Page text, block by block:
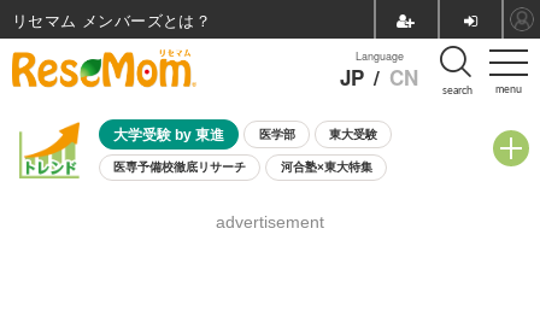
menu
Language
JP / CN search
大学受験 by 東進 医学部 東大受験
医専予備校徹底リサーチ 河合塾×東大特集
8月開催学校説明会・相談会
advertisement
リセマム メンバーズ